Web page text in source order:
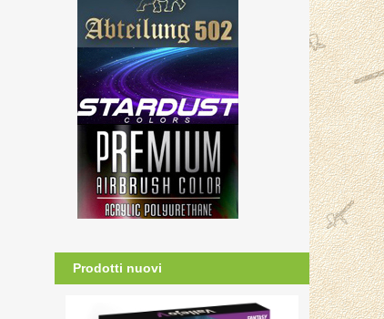
Prodotti nuovi